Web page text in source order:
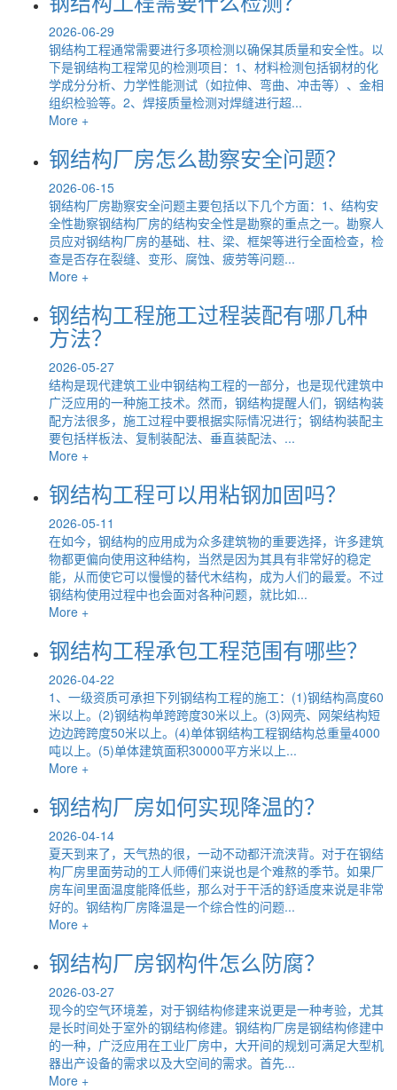
2026-06-29
钢结构工程通常需要进行多项检测以确保其质量和安全性。以
下是钢结构工程常见的检测项目：1、材料检测包括钢材的化
学成分分析、力学性能测试（如拉伸、弯曲、冲击等）、金相
组织检验等。2、焊接质量检测对焊缝进行超...
More +
钢结构厂房怎么勘察安全问题？
2026-06-15
钢结构厂房勘察安全问题主要包括以下几个方面：1、结构安
全性勘察钢结构厂房的结构安全性是勘察的重点之一。勘察人
员应对钢结构厂房的基础、柱、梁、框架等进行全面检查，检
查是否存在裂缝、变形、腐蚀、疲劳等问题...
More +
钢结构工程施工过程装配有哪几种
方法？
2026-05-27
结构是现代建筑工业中钢结构工程的一部分，也是现代建筑中
广泛应用的一种施工技术。然而，钢结构提醒人们，钢结构装
配方法很多，施工过程中要根据实际情况进行；钢结构装配主
要包括样板法、复制装配法、垂直装配法、...
More +
钢结构工程可以用粘钢加固吗？
2026-05-11
在如今，钢结构的应用成为众多建筑物的重要选择，许多建筑
物都更偏向使用这种结构，当然是因为其具有非常好的稳定
能，从而使它可以慢慢的替代木结构，成为人们的最爱。不过
钢结构使用过程中也会面对各种问题，就比如...
More +
钢结构工程承包工程范围有哪些？
2026-04-22
1、一级资质可承担下列钢结构工程的施工：(1)钢结构高度60
米以上。(2)钢结构单跨跨度30米以上。(3)网壳、网架结构短
边边跨跨度50米以上。(4)单体钢结构工程钢结构总重量4000
吨以上。(5)单体建筑面积30000平方米以上...
More +
钢结构厂房如何实现降温的？
2026-04-14
夏天到来了，天气热的很，一动不动都汗流浃背。对于在钢结
构厂房里面劳动的工人师傅们来说也是个难熬的季节。如果厂
房车间里面温度能降低些，那么对于干活的舒适度来说是非常
好的。钢结构厂房降温是一个综合性的问题...
More +
钢结构厂房钢构件怎么防腐？
2026-03-27
现今的空气环境差，对于钢结构修建来说更是一种考验，尤其
是长时间处于室外的钢结构修建。钢结构厂房是钢结构修建中
的一种，广泛应用在工业厂房中，大开间的规划可满足大型机
器出产设备的需求以及大空间的需求。首先...
More +